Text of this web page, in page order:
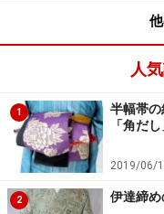
※記事内容は執筆時点の
人
1
半幅帯
「角だし
2019/06/
2 伊達締